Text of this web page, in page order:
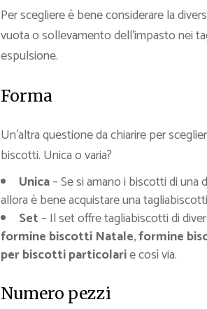
Per scegliere è bene considerare la
vuota o sollevamento dell’impasto nei
espulsione.
Forma
Un’altra questione da chiarire per
biscotti. Unica o varia?
Unica– Se si amano i biscotti di
allora è bene acquistare una
Set– Il set offre tagliabiscotti di
formine biscotti Natale,formine
per biscotti particolarie così via.
Numero pezzi